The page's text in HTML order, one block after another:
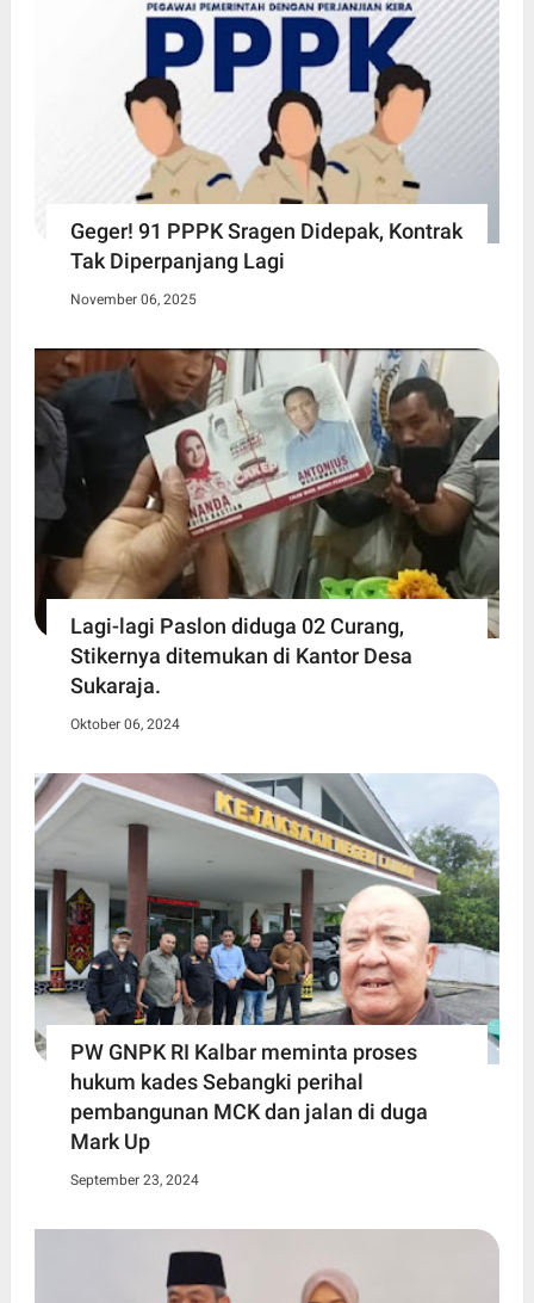
Geger! 91 PPPK Sragen Didepak, Kontrak
Tak Diperpanjang Lagi
November 06, 2025
Lagi-lagi Paslon diduga 02 Curang,
Stikernya ditemukan di Kantor Desa
Sukaraja.
Oktober 06, 2024
PW GNPK RI Kalbar meminta proses
hukum kades Sebangki perihal
pembangunan MCK dan jalan di duga
Mark Up
September 23, 2024